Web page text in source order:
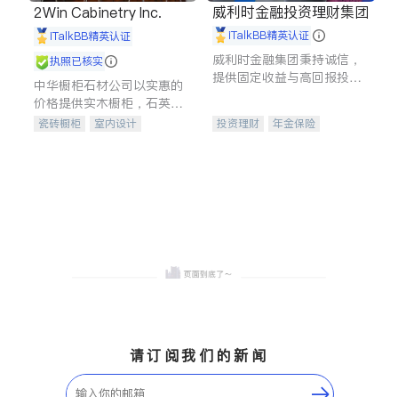
2Win Cabinetry Inc.
iTalkBB精英认证
执照已核实
中华橱柜石材公司以实惠的
价格提供实木橱柜，石英石
台面，多种优质不锈钢水
瓷砖橱柜
室内设计
威利时金融投资理财集团
iTalkBB精英认证
威利时金融集团秉持诚信，
提供固定收益与高回报投资
合，助力客户实现目标
投资理财
年金保险
请订阅我们的新闻